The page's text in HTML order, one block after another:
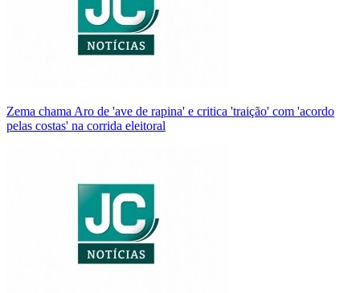
Zema chama Aro de 'ave de rapina' e critica 'traição' com 'acordo
pelas costas' na corrida eleitoral